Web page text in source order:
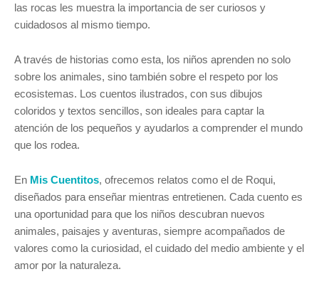
las rocas les muestra la importancia de ser curiosos y
cuidadosos al mismo tiempo.
A través de historias como esta, los niños aprenden no solo
sobre los animales, sino también sobre el respeto por los
ecosistemas. Los cuentos ilustrados, con sus dibujos
coloridos y textos sencillos, son ideales para captar la
atención de los pequeños y ayudarlos a comprender el mundo
que los rodea.
En Mis Cuentitos, ofrecemos relatos como el de Roqui,
diseñados para enseñar mientras entretienen. Cada cuento es
una oportunidad para que los niños descubran nuevos
animales, paisajes y aventuras, siempre acompañados de
valores como la curiosidad, el cuidado del medio ambiente y el
amor por la naturaleza.